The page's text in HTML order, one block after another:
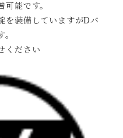
能です。
を装備していますがDバ
ください